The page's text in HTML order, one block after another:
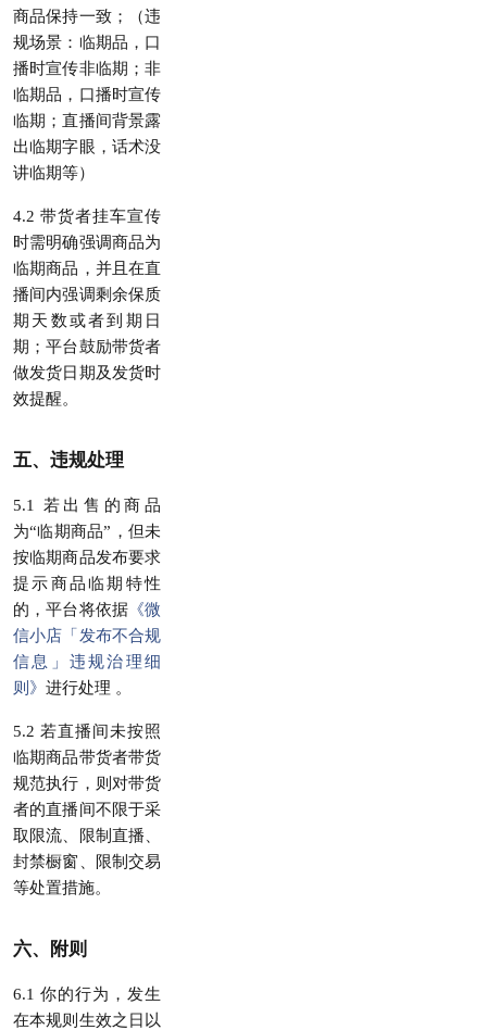
商品保持一致；（违
规场景：临期品，口
播时宣传非临期；非
临期品，口播时宣传
临期；直播间背景露
出临期字眼，话术没
讲临期等）
4.2 带货者挂车宣传
时需明确强调商品为
临期商品，并且在直
播间内强调剩余保质
期天数或者到期日
期；平台鼓励带货者
做发货日期及发货时
效提醒。
五、违规处理
5.1 若出售的商品
为“临期商品”，但未
按临期商品发布要求
提示商品临期特性
的，平台将依据《微
信小店「发布不合规
信息」违规治理细
则》 进行处理 。
5.2 若直播间未按照
临期商品带货者带货
规范执行，则对带货
者的直播间不限于采
取限流、限制直播、
封禁橱窗、限制交易
等处置措施。
六、附则
6.1 你的行为，发生
在本规则生效之日以